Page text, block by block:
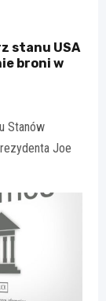
stanu USA
broni w
Stanów
Joe